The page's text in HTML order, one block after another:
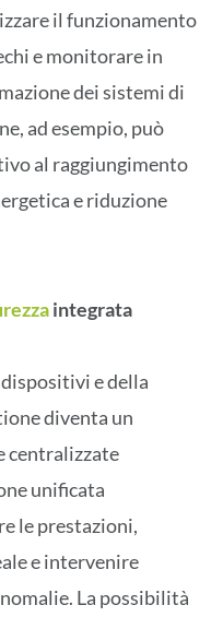
il funzionamento
e monitorare in
dei sistemi di
ad esempio, può
al raggiungimento
e riduzione
integrata
e della
diventa un
centralizzate
unificata
le prestazioni,
e intervenire
La possibilità